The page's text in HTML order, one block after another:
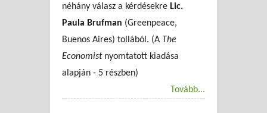
néhány válasz a kérdésekre Lic.
Paula Brufman (Greenpeace,
Buenos Aires) tollából. (A The
Economistnyomtatott kiadása
alapján - 5 részben)
Tovább...